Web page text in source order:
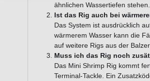
ähnlichen Wassertiefen stehen.
Ist das Rig auch bei
Das System ist ausdrücklich
wärmerem Wasser kann die
auf weitere Rigs aus der
Muss ich das Rig noch
Das Mini Shrimp Rig kommt
Terminal-Tackle. Ein